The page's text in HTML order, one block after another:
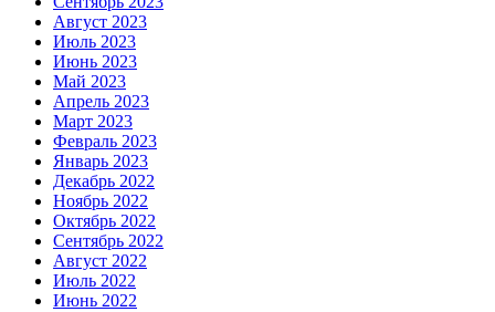
Август 2023
Июль 2023
Июнь 2023
Май 2023
Апрель 2023
Март 2023
Февраль 2023
Январь 2023
Декабрь 2022
Ноябрь 2022
Октябрь 2022
Сентябрь 2022
Август 2022
Июль 2022
Июнь 2022